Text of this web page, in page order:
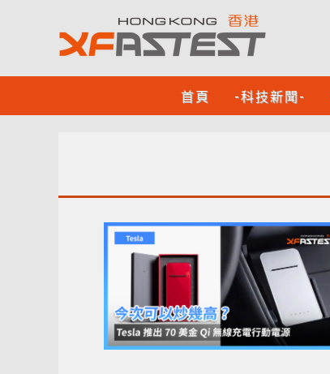
首頁 -科技新聞-